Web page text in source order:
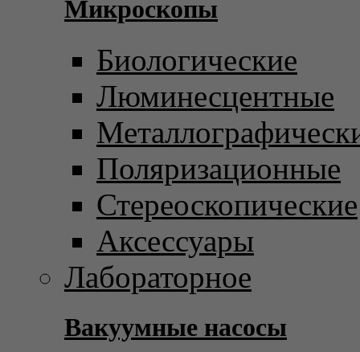
Микроскопы
Биологические
Люминесцентные
Поляризационные
Стереоскопические
Аксессуары
Лабораторное
Вакуумные насосы